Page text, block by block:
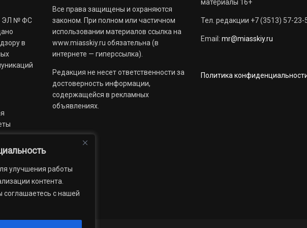
улучшения работы
контента.
соглашаетесь с нашей
ЭЛ № ФС
в
Все права защищены и охраняются
законом. При полном или частичном
использовании материалов ссылка на
www.miasskiy.ru обязательна (в
интернете — гиперссылка).
Редакция не несет ответственности за
достоверность информации,
содержащейся в рекламных
объявлениях.
материалы 16+
Тел. редакции +7 (3513) 57-23-
Email: mr@miasskiy.ru
Политика